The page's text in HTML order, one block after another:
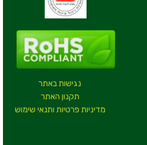
נגישות באתר
תקנון האתר
מדיניות פרטיות ותנאי שימוש